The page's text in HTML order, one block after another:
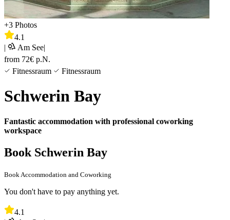
+3 Photos
4.1
|
Am See|
from 72€ p.N.
Fitnessraum
Fitnessraum
Schwerin Bay
Fantastic accommodation with professional coworking
workspace
Book Schwerin Bay
Book Accommodation and Coworking
You don't have to pay anything yet.
4.1